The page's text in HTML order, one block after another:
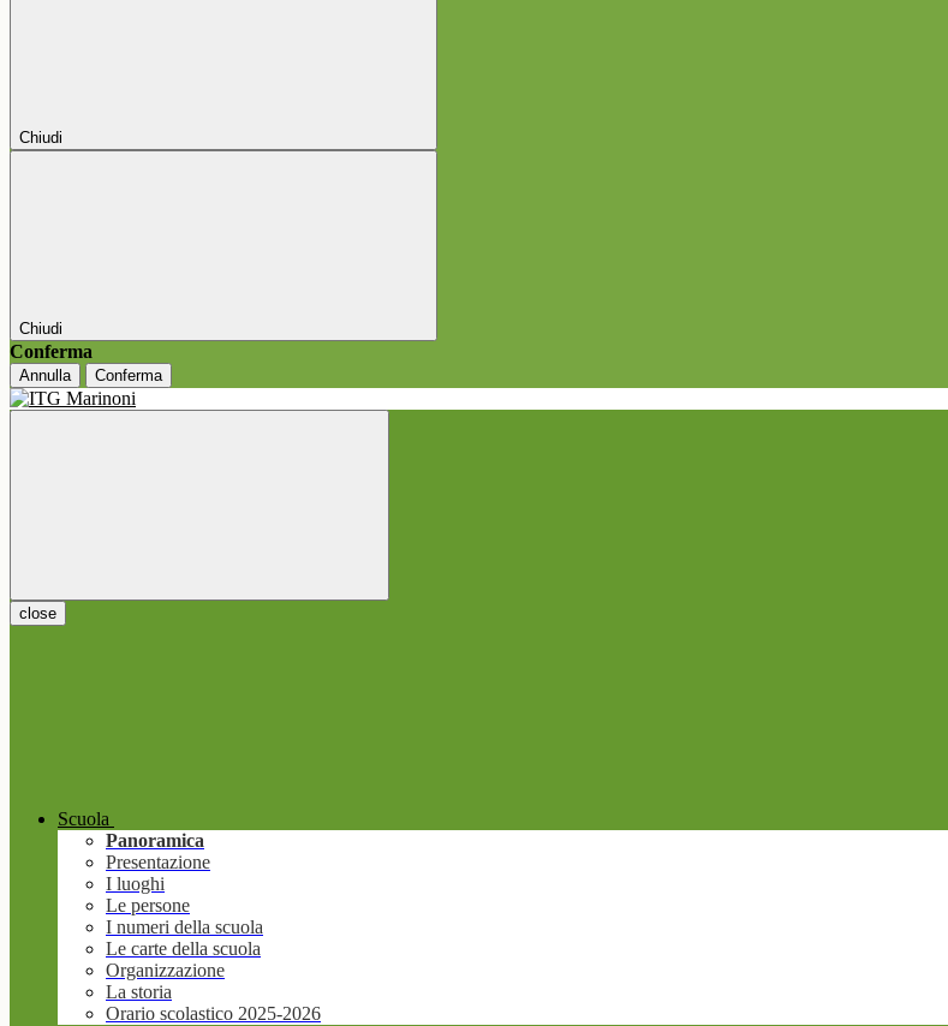
Chiudi
Chiudi
Conferma
Annulla Conferma
close
Scuola
Panoramica
Presentazione
I luoghi
Le persone
I numeri della scuola
Le carte della scuola
Organizzazione
La storia
Orario scolastico 2025-2026